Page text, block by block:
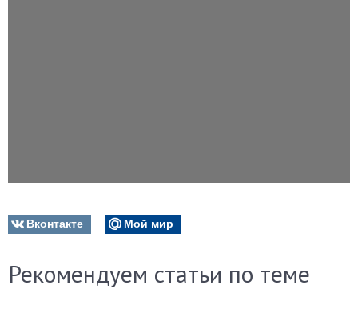
Вконтакте Мой мир
Рекомендуем статьи по теме